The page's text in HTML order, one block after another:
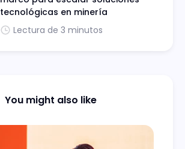
tecnológicas en minería
Lectura de 3 minutos
You might also like